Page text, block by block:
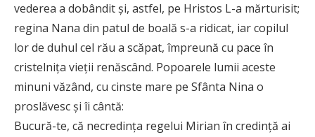
vederea a dobândit și, astfel, pe Hristos L-a mărturisit;
regina Nana din patul de boală s-a ridicat, iar copilul
lor de duhul cel rău a scăpat, împreună cu pace în
cristelnița vieții renăscând. Popoarele lumii aceste
minuni văzând, cu cinste mare pe Sfânta Nina o
proslăvesc și îi cântă:
Bucură-te, că necredința regelui Mirian în credință ai